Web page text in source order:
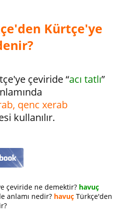
Kürtçe'ye
çeviride “acı tatlı”
qenc xerab
kullanılır.
çeviride ne demektir? havuç
anlamı nedir? havuç Türkçe'den